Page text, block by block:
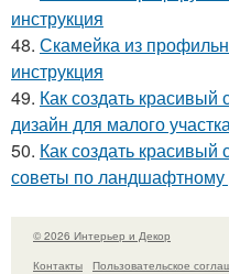
инструкция
48. Скамейка из
инструкция
49. Как создать
дизайн для малого
50. Как создать
советы по ландшафтному
© 2026 Интерьер и Декор
Контакты
Пользовательское